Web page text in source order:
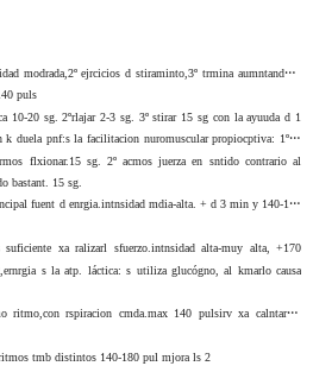
modrada,2º ejrcicios d stiraminto,3º trmina aumntando 1
puls
10-20 sg. 2ºrlajar 2-3 sg. 3º stirar 15 sg con la ayuuda d 1
k duela pnf:s la facilitacion nuromuscular propiocptiva: 1ºun
flxionar.15 sg. 2º acmos juerza en sntido contrario al
bastant. 15 sg.
fuent d enrgia.intnsidad mdia-alta. + d 3 min y 140-170
xa ralizarl sfuerzo.intnsidad alta-muy alta, +170
s la atp. láctica: s utiliza glucógno, al kmarlo causa
ritmo,con rspiracion cmda.max 140 pulsirv xa calntar al
tmb distintos 140-180 pul mjora ls 2